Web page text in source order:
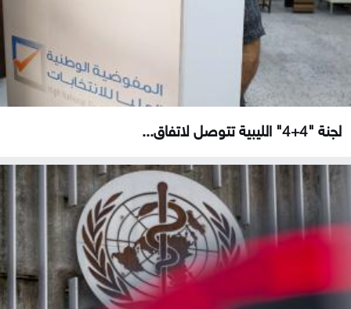
لجنة "4+4" الليبية تتوصل لاتفاق...